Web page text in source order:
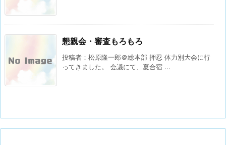
懇親会・審査もろもろ
投稿者：松原隆一郎＠総本部 押忍 体力別大会に行
ってきました。 会議にて、夏合宿 ...